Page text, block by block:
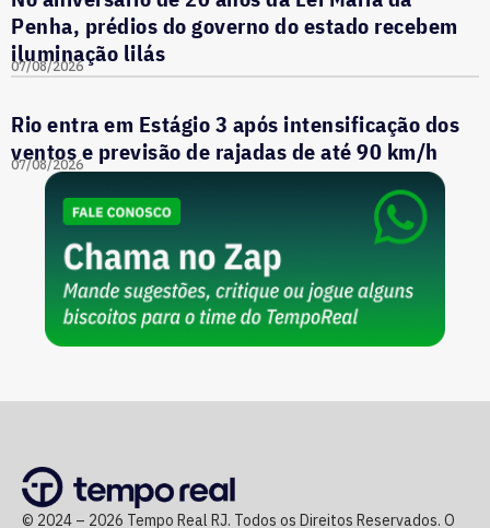
Penha, prédios do governo do estado recebem
iluminação lilás
07/08/2026
Rio entra em Estágio 3 após intensificação dos
ventos e previsão de rajadas de até 90 km/h
07/08/2026
© 2024 – 2026 Tempo Real RJ. Todos os Direitos Reservados. O